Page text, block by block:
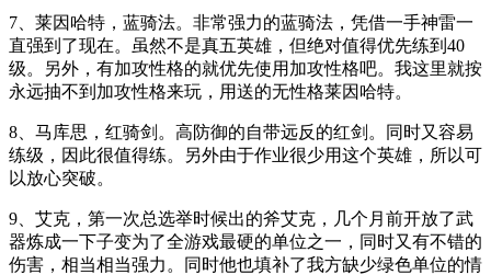
7、莱因哈特，蓝骑法。非常强力的蓝骑法，凭借一手神雷一
直强到了现在。虽然不是真五英雄，但绝对值得优先练到40
级。另外，有加攻性格的就优先使用加攻性格吧。我这里就按
永远抽不到加攻性格来玩，用送的无性格莱因哈特。
8、马库思，红骑剑。高防御的自带远反的红剑。同时又容易
练级，因此很值得练。另外由于作业很少用这个英雄，所以可
以放心突破。
9、艾克，第一次总选举时候出的斧艾克，几个月前开放了武
器炼成一下子变为了全游戏最硬的单位之一，同时又有不错的
伤害，相当相当强力。同时他也填补了我方缺少绿色单位的情